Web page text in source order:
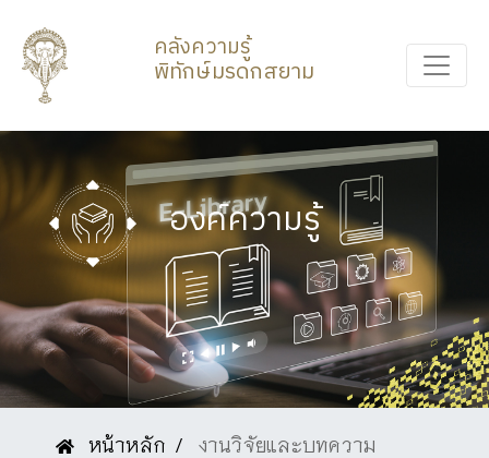
คลังความรู้
พิทักษ์มรดกสยาม
องค์ความรู้
หน้าหลัก งานวิจัยและบทความ